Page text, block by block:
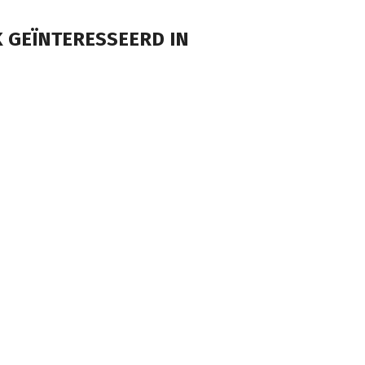
IN